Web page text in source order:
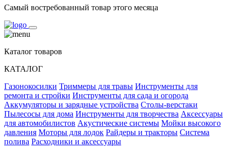
Самый востребованный товар этого месяца
Каталог товаров
КАТАЛОГ
Газонокосилки Триммеры для травы Инструменты для
ремонта и стройки Инструменты для сада и огорода
Аккумуляторы и зарядные устройства Столы-верстаки
Пылесосы для дома Инструменты для творчества Аксессуары
для автомобилистов Акустические системы Мойки высокого
давления Моторы для лодок Райдеры и тракторы Система
полива Расходники и аксессуары